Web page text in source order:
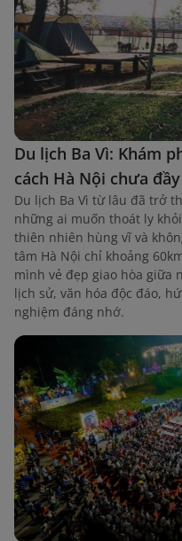
Du lịch Ba Vì: Khám
cách Hà Nội chưa
Du lịch Ba Vì từ lâu đã trở
những ai muốn thoát ly
thiên nhiên hùng vĩ và
tâm Hà Nội chỉ khoảng
mình vẻ đẹp giao hòa giữa
lịch sử, văn hóa độc đáo,
nghiệm đáng nhớ.